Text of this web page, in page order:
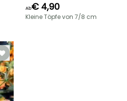
Ab€ 4,90
Kleine Töpfe von 7/8 cm